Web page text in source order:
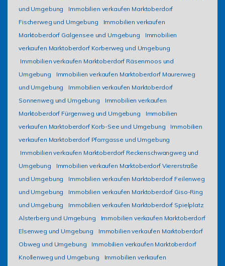
und Umgebung
Immobilien verkaufen Marktoberdorf
Fischerweg und Umgebung
Immobilien verkaufen
Marktoberdorf Galgensee und Umgebung
Immobilien
verkaufen Marktoberdorf Korberweg und Umgebung
Immobilien verkaufen Marktoberdorf Räsenmoos und
Umgebung
Immobilien verkaufen Marktoberdorf Maurerweg
und Umgebung
Immobilien verkaufen Marktoberdorf
Sonnenweg und Umgebung
Immobilien verkaufen
Marktoberdorf Fürgenweg und Umgebung
Immobilien
verkaufen Marktoberdorf Korb-See und Umgebung
Immobilien
verkaufen Marktoberdorf Pfarrgasse und Umgebung
Immobilien verkaufen Marktoberdorf Reckenschwangweg und
Umgebung
Immobilien verkaufen Marktoberdorf Viererstraße
und Umgebung
Immobilien verkaufen Marktoberdorf Feilenweg
und Umgebung
Immobilien verkaufen Marktoberdorf Giso-Ring
und Umgebung
Immobilien verkaufen Marktoberdorf Spielplatz
Alsterberg und Umgebung
Immobilien verkaufen Marktoberdorf
Elsenweg und Umgebung
Immobilien verkaufen Marktoberdorf
Obweg und Umgebung
Immobilien verkaufen Marktoberdorf
Knollenweg und Umgebung
Immobilien verkaufen